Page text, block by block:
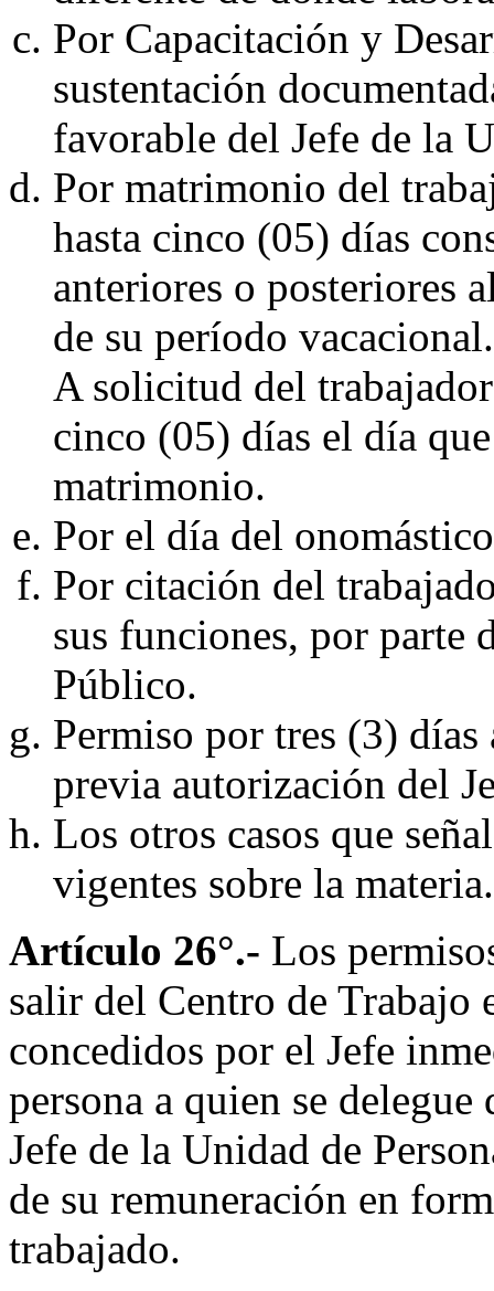
Por Capacitación y
sustentación
favorable del Jefe de la
Por matrimonio del
hasta cinco (05) días
anteriores o posteriores
de su período vacacional.
A solicitud del
cinco (05) días el día
matrimonio.
Por el día del
Por citación del
sus funciones, por parte
Público.
Permiso por tres (3)
previa autorización del
Los otros casos que
vigentes sobre la materia.
Artículo 26°.- Los
salir del Centro de Trabajo
concedidos por el Jefe
persona a quien se
Jefe de la Unidad de
de su remuneración en
trabajado.